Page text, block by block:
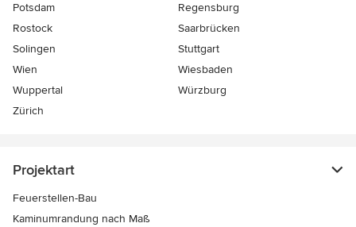
Potsdam
Regensburg
Rostock
Saarbrücken
Solingen
Stuttgart
Wien
Wiesbaden
Wuppertal
Würzburg
Zürich
Projektart
Feuerstellen-Bau
Kaminumrandung nach Maß